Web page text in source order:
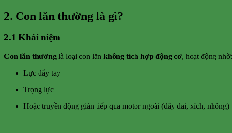
2. Con lăn thường là gì?
2.1 Khái niệm
Con lăn thường là loại con lăn không tích hợp động cơ, hoạt động nhờ:
Lực đẩy tay
Trọng lực
Hoặc truyền động gián tiếp qua motor ngoài (dây đai, xích, nhông)